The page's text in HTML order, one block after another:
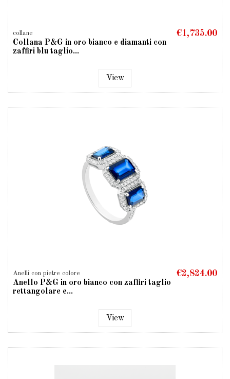
collane
Collana P&G in oro bianco e diamanti con
zaffiri blu taglio...
€1,735.00
View
Anelli con pietre colore
Anello P&G in oro bianco con zaffiri taglio
rettangolare e...
€2,824.00
View